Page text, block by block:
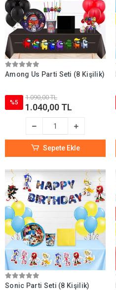
Among Us Parti Seti (8 Kişilik)
%5
1.090,00 TL
1.040,00 TL
Sepete Ekle
Sonic Parti Seti (8 Kişilik)